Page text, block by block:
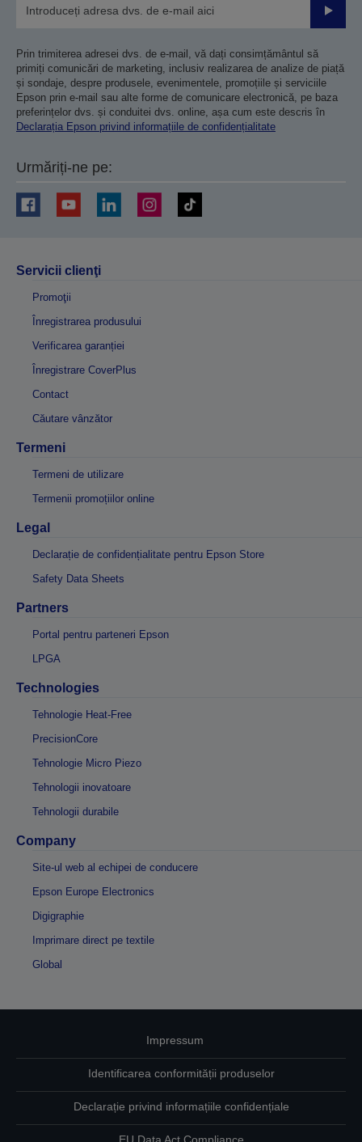
Prin trimiterea adresei dvs. de e-mail, vă dați consimțământul să
primiți comunicări de marketing, inclusiv realizarea de analize de piață
și sondaje, despre produsele, evenimentele, promoțiile și serviciile
Epson prin e-mail sau alte forme de comunicare electronică, pe baza
preferințelor dvs. și conduitei dvs. online, așa cum este descris în
Declarația Epson privind informațiile de confidențialitate
Urmăriți-ne pe:
Servicii clienţi
Promoţii
Înregistrarea produsului
Verificarea garanției
Înregistrare CoverPlus
Contact
Căutare vânzător
Termeni
Termeni de utilizare
Termenii promoțiilor online
Legal
Declarație de confidențialitate pentru Epson Store
Safety Data Sheets
Partners
Portal pentru parteneri Epson
LPGA
Technologies
Tehnologie Heat-Free
PrecisionCore
Tehnologie Micro Piezo
Tehnologii inovatoare
Tehnologii durabile
Company
Site-ul web al echipei de conducere
Epson Europe Electronics
Digigraphie
Imprimare direct pe textile
Global
Impressum
Identificarea conformității produselor
Declarație privind informațiile confidențiale